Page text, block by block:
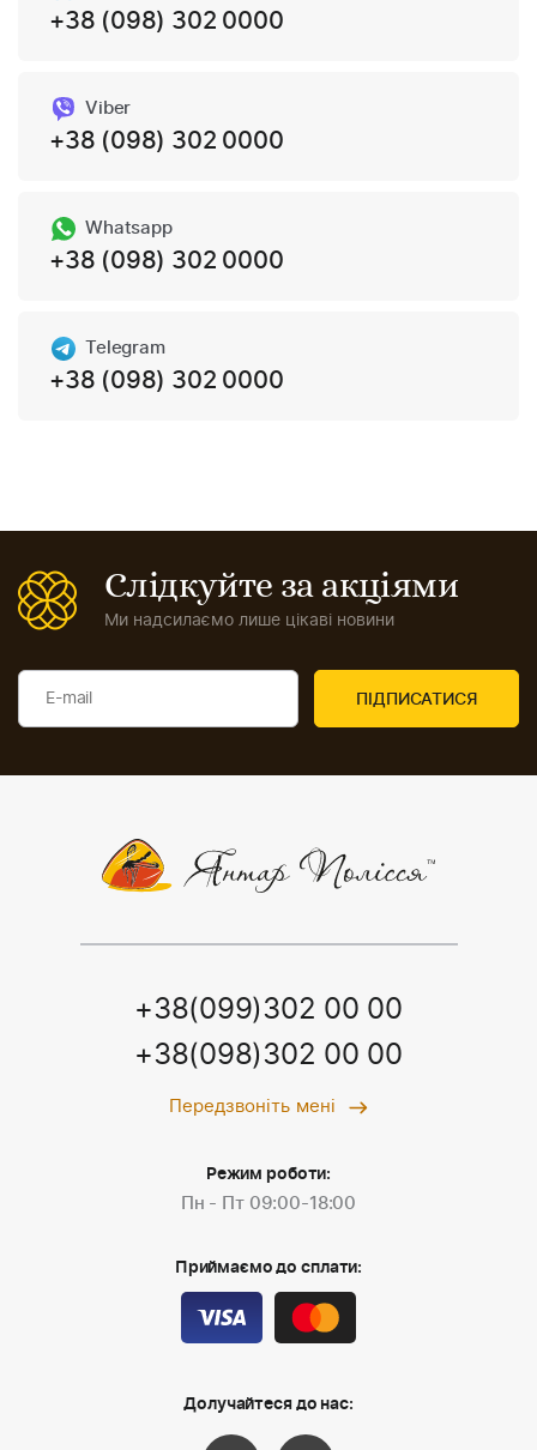
+38 (098) 302 0000
Viber
+38 (098) 302 0000
Whatsapp
+38 (098) 302 0000
Telegram
+38 (098) 302 0000
Слідкуйте за акціями
Ми надсилаємо лише цікаві новини
+38(099)302 00 00
+38(098)302 00 00
Передзвоніть мені
Режим роботи:
Пн - Пт 09:00-18:00
Приймаємо до сплати:
Долучайтеся до нас: